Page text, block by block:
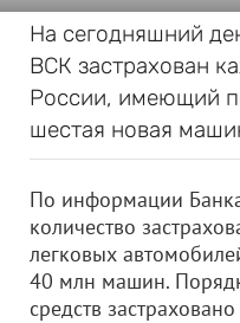
На сегодняшний
ВСК застрахован
России, имеющий
шестая новая
По информации
количество
легковых
40 млн машин.
средств